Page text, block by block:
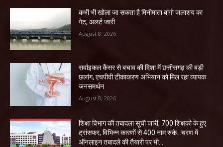
कभी भी खोला जा सकता है मिनीमाता बांगो जलाशय का
गेट, अलर्ट जारी
August 8, 2026
सर्वाइकल कैंसर से बचाव की दिशा में छत्तीसगढ़ की बड़ी
छलांग, एचपीवी टीकाकरण अभियान को मिल रहा व्यापक
जनसमर्थन
August 8, 2026
शिक्षा विभाग की तबादला सूची जारी, 700 शिक्षको के हुए
ट्रांसफर, विभिन्न कारणों से 400 नाम रुके…चरण में
ऑनलाइन तबादले की तैयारी पर भी...